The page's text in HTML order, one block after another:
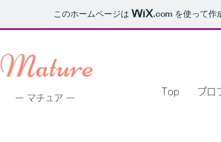
このホームページは .com を使って作
Mature
ー マチュア ー
Top プロ